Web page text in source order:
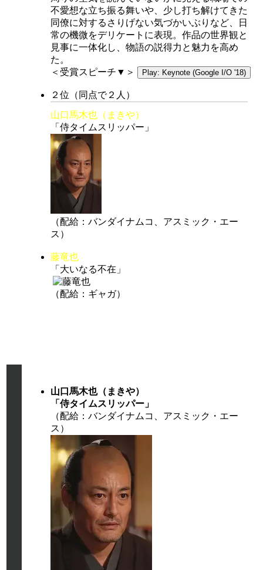
不愛想な立ち振る舞いや、少し打ち解けてきた
同僚に対するさりげない気づかいぶりなど、日
常の機微をデリケートに表現。作品の世界観と
見事に一体化し、物語の説得力と魅力を高め
た。
＜受賞スピーチ▼＞
Play: Keynote (Google I/O '18)
２位（同点で２人）
山口馬木也（まきや）
「侍タイムスリッパー」
（配給：バンダイナムコ、アスミック・エー
ス）
藤竜也
「大いなる不在」
（配給：ギャガ）
山口馬木也（まきや）
「侍タイムスリッパー」
（配給：バンダイナムコ、アスミック・エー
ス）